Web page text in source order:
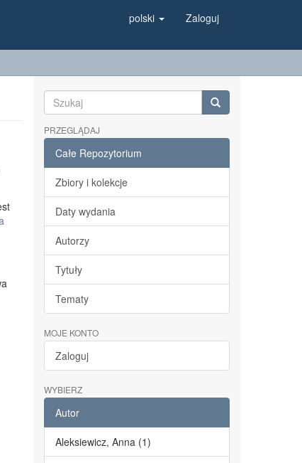
polski Zaloguj
PRZEGLĄDAJ
Całe Repozytorium
Zbiory i kolekcje
Daty wydania
Autorzy
Tytuły
Tematy
MOJE KONTO
Zaloguj
WYBIERZ
Autor
Aleksiewicz, Anna (1)